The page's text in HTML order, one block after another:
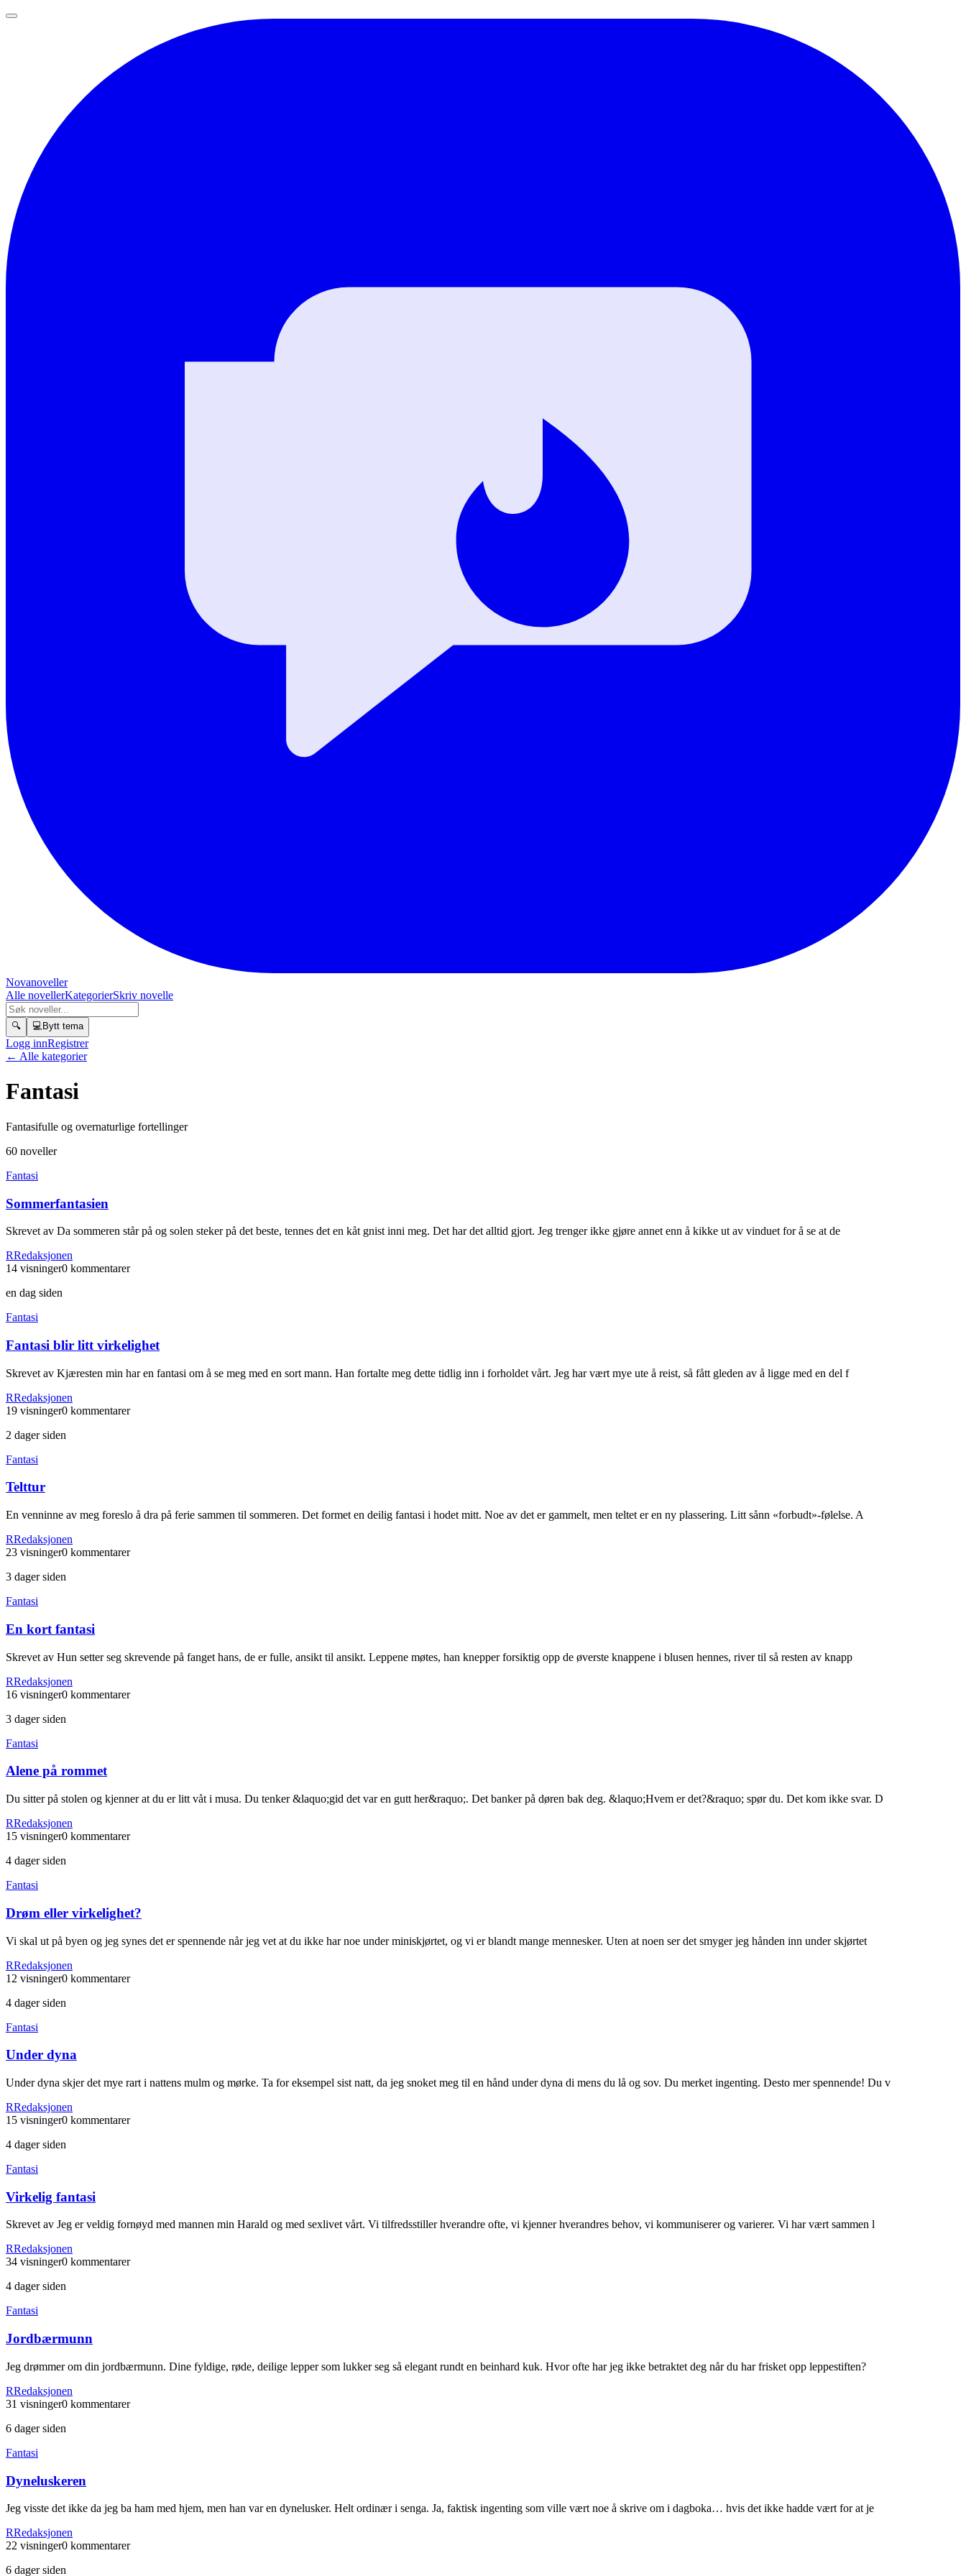
Novanoveller
Alle novellerKategorierSkriv novelle
🔍 💻 Bytt tema
Logg innRegistrer
← Alle kategorier
Fantasi
Fantasifulle og overnaturlige fortellinger
60 noveller
Fantasi
Sommerfantasien
Skrevet av Da sommeren står på og solen steker på det beste, tennes det en kåt gnist inni meg. Det har det alltid gjort. Jeg trenger ikke gjøre annet enn å kikke ut av vinduet for å se at de
RRedaksjonen
14 visninger0 kommentarer
en dag siden
Fantasi
Fantasi blir litt virkelighet
Skrevet av Kjæresten min har en fantasi om å se meg med en sort mann. Han fortalte meg dette tidlig inn i forholdet vårt. Jeg har vært mye ute å reist, så fått gleden av å ligge med en del f
RRedaksjonen
19 visninger0 kommentarer
2 dager siden
Fantasi
Telttur
En venninne av meg foreslo å dra på ferie sammen til sommeren. Det formet en deilig fantasi i hodet mitt. Noe av det er gammelt, men teltet er en ny plassering. Litt sånn «forbudt»-følelse. A
RRedaksjonen
23 visninger0 kommentarer
3 dager siden
Fantasi
En kort fantasi
Skrevet av Hun setter seg skrevende på fanget hans, de er fulle, ansikt til ansikt. Leppene møtes, han knepper forsiktig opp de øverste knappene i blusen hennes, river til så resten av knapp
RRedaksjonen
16 visninger0 kommentarer
3 dager siden
Fantasi
Alene på rommet
Du sitter på stolen og kjenner at du er litt våt i musa. Du tenker &laquo;gid det var en gutt her&raquo;. Det banker på døren bak deg. &laquo;Hvem er det?&raquo; spør du. Det kom ikke svar. D
RRedaksjonen
15 visninger0 kommentarer
4 dager siden
Fantasi
Drøm eller virkelighet?
Vi skal ut på byen og jeg synes det er spennende når jeg vet at du ikke har noe under miniskjørtet, og vi er blandt mange mennesker. Uten at noen ser det smyger jeg hånden inn under skjørtet
RRedaksjonen
12 visninger0 kommentarer
4 dager siden
Fantasi
Under dyna
Under dyna skjer det mye rart i nattens mulm og mørke. Ta for eksempel sist natt, da jeg snoket meg til en hånd under dyna di mens du lå og sov. Du merket ingenting. Desto mer spennende! Du v
RRedaksjonen
15 visninger0 kommentarer
4 dager siden
Fantasi
Virkelig fantasi
Skrevet av Jeg er veldig fornøyd med mannen min Harald og med sexlivet vårt. Vi tilfredsstiller hverandre ofte, vi kjenner hverandres behov, vi kommuniserer og varierer. Vi har vært sammen l
RRedaksjonen
34 visninger0 kommentarer
4 dager siden
Fantasi
Jordbærmunn
Jeg drømmer om din jordbærmunn. Dine fyldige, røde, deilige lepper som lukker seg så elegant rundt en beinhard kuk. Hvor ofte har jeg ikke betraktet deg når du har frisket opp leppestiften?
RRedaksjonen
31 visninger0 kommentarer
6 dager siden
Fantasi
Dyneluskeren
Jeg visste det ikke da jeg ba ham med hjem, men han var en dynelusker. Helt ordinær i senga. Ja, faktisk ingenting som ville vært noe å skrive om i dagboka… hvis det ikke hadde vært for at je
RRedaksjonen
22 visninger0 kommentarer
6 dager siden